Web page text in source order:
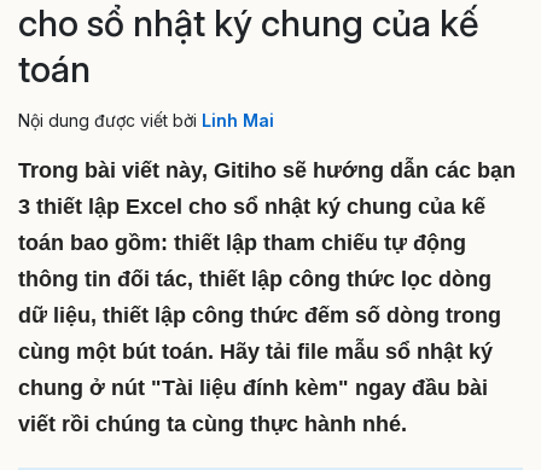
cho sổ nhật ký chung của kế
toán
Nội dung được viết bởi Linh Mai
Trong bài viết này, Gitiho sẽ hướng dẫn các bạn
3 thiết lập Excel cho sổ nhật ký chung của kế
toán bao gồm: thiết lập tham chiếu tự động
thông tin đối tác, thiết lập công thức lọc dòng
dữ liệu, thiết lập công thức đếm số dòng trong
cùng một bút toán. Hãy tải file mẫu sổ nhật ký
chung ở nút "Tài liệu đính kèm" ngay đầu bài
viết rồi chúng ta cùng thực hành nhé.